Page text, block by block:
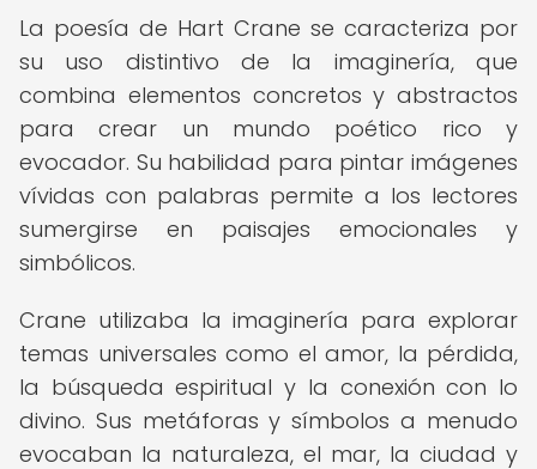
La poesía de Hart Crane se caracteriza por
su uso distintivo de la imaginería, que
combina elementos concretos y abstractos
para crear un mundo poético rico y
evocador. Su habilidad para pintar imágenes
vívidas con palabras permite a los lectores
sumergirse en paisajes emocionales y
simbólicos.
Crane utilizaba la imaginería para explorar
temas universales como el amor, la pérdida,
la búsqueda espiritual y la conexión con lo
divino. Sus metáforas y símbolos a menudo
evocaban la naturaleza, el mar, la ciudad y